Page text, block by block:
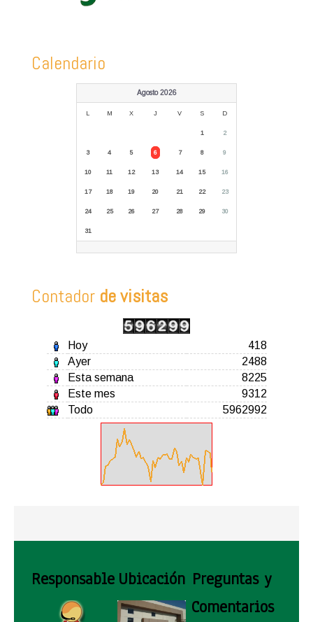
Calendario
Agosto 2026
L M X J V S D
1 2
3 4 5 6 7 8 9
10 11 12 13 14 15 16
17 18 19 20 21 22 23
24 25 26 27 28 29 30
31
Contador de visitas
Hoy
418
Ayer
2488
Esta semana
8225
Este mes
9312
Todo
5962992
Responsable Ubicación Preguntas y
Comentarios